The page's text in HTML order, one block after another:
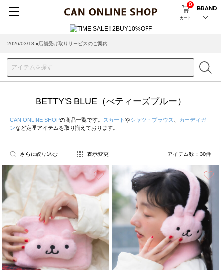
カート
0
BRAND
2026/08/04 ■8/13(木)AM2:00～サイトメンテナンス実施のお知らせ
2026/03/18 ■店舗受け取りサービスのご案内
BETTY'S BLUE（べティーズブルー）
CAN ONLINE SHOPの商品一覧です。 スカート やシャツ・ブラウス
カーディガ
ンなど定番アイテムを取り揃えております。
さらに絞り込む 表示変更 アイテム数： 30件
お気に入り